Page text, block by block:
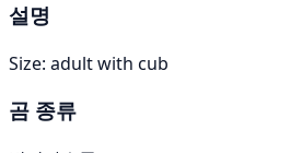
설명
Size: adult with cub
곰 종류